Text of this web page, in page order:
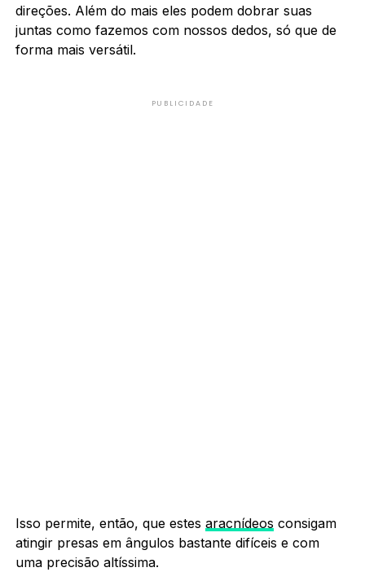
direções. Além do mais eles podem dobrar suas
juntas como fazemos com nossos dedos, só que de
forma mais versátil.
PUBLICIDADE
Isso permite, então, que estes aracnídeos consigam
atingir presas em ângulos bastante difíceis e com
uma precisão altíssima.